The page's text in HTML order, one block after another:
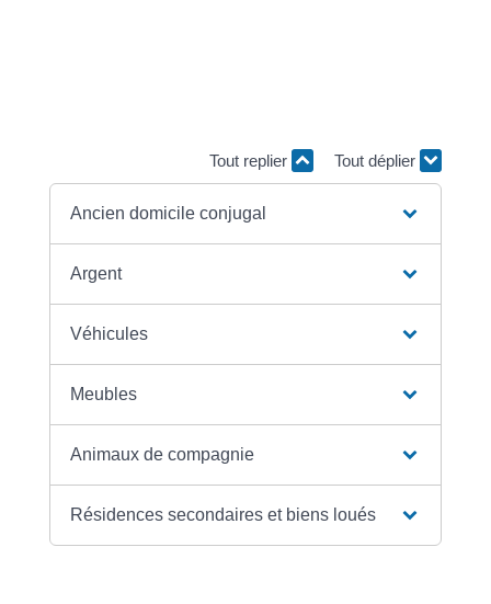
Tout replier
Tout déplier
Ancien domicile conjugal
Argent
Véhicules
Meubles
Animaux de compagnie
Résidences secondaires et biens loués